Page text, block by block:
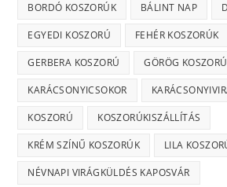
BORDÓ KOSZORÚK BÁLINT NAP
EGYEDI KOSZORÚ FEHÉR KOSZORÚK
GERBERA KOSZORÚ GÖRÖG KOSZORÚ
KARÁCSONYICSOKOR
KOSZORÚ KOSZORÚKISZÁLLÍTÁS
KRÉM SZÍNŰ KOSZORÚK LILA
NÉVNAPI VIRÁGKÜLDÉS KAPOSVÁR